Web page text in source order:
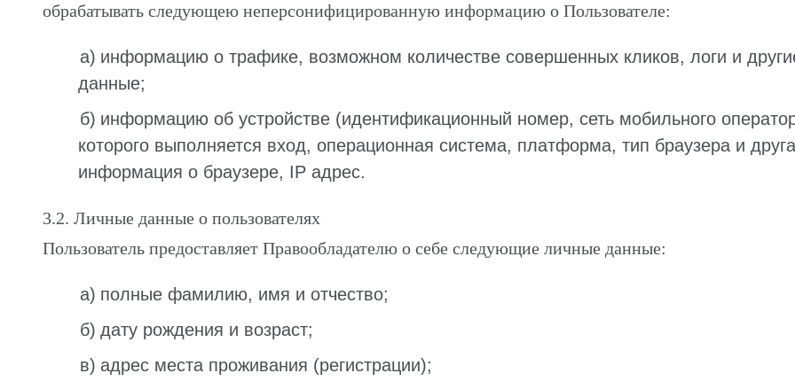
обрабатывать следующею неперсонифицированную информацию о Пользователе:
информацию о трафике, возможном количестве совершенных кликов, логи и
данные;
информацию об устройстве (идентификационный номер, сеть мобильного
которого выполняется вход, операционная система, платформа, тип браузера и
информация о браузере, IP адрес.
3.2. Личные данные о пользователях
Пользователь предоставляет Правообладателю о себе следующие личные данные:
полные фамилию, имя и отчество;
дату рождения и возраст;
адрес места проживания (регистрации);